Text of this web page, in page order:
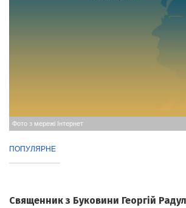
Фото з мережі Інтернет
ПОПУЛЯРНЕ
Священник з Буковини Георгій